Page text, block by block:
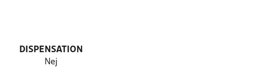
DISPENSATION
Nej